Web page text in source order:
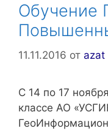
Обучение
11.11.2016 от azat
С 14 по 17
классе АО